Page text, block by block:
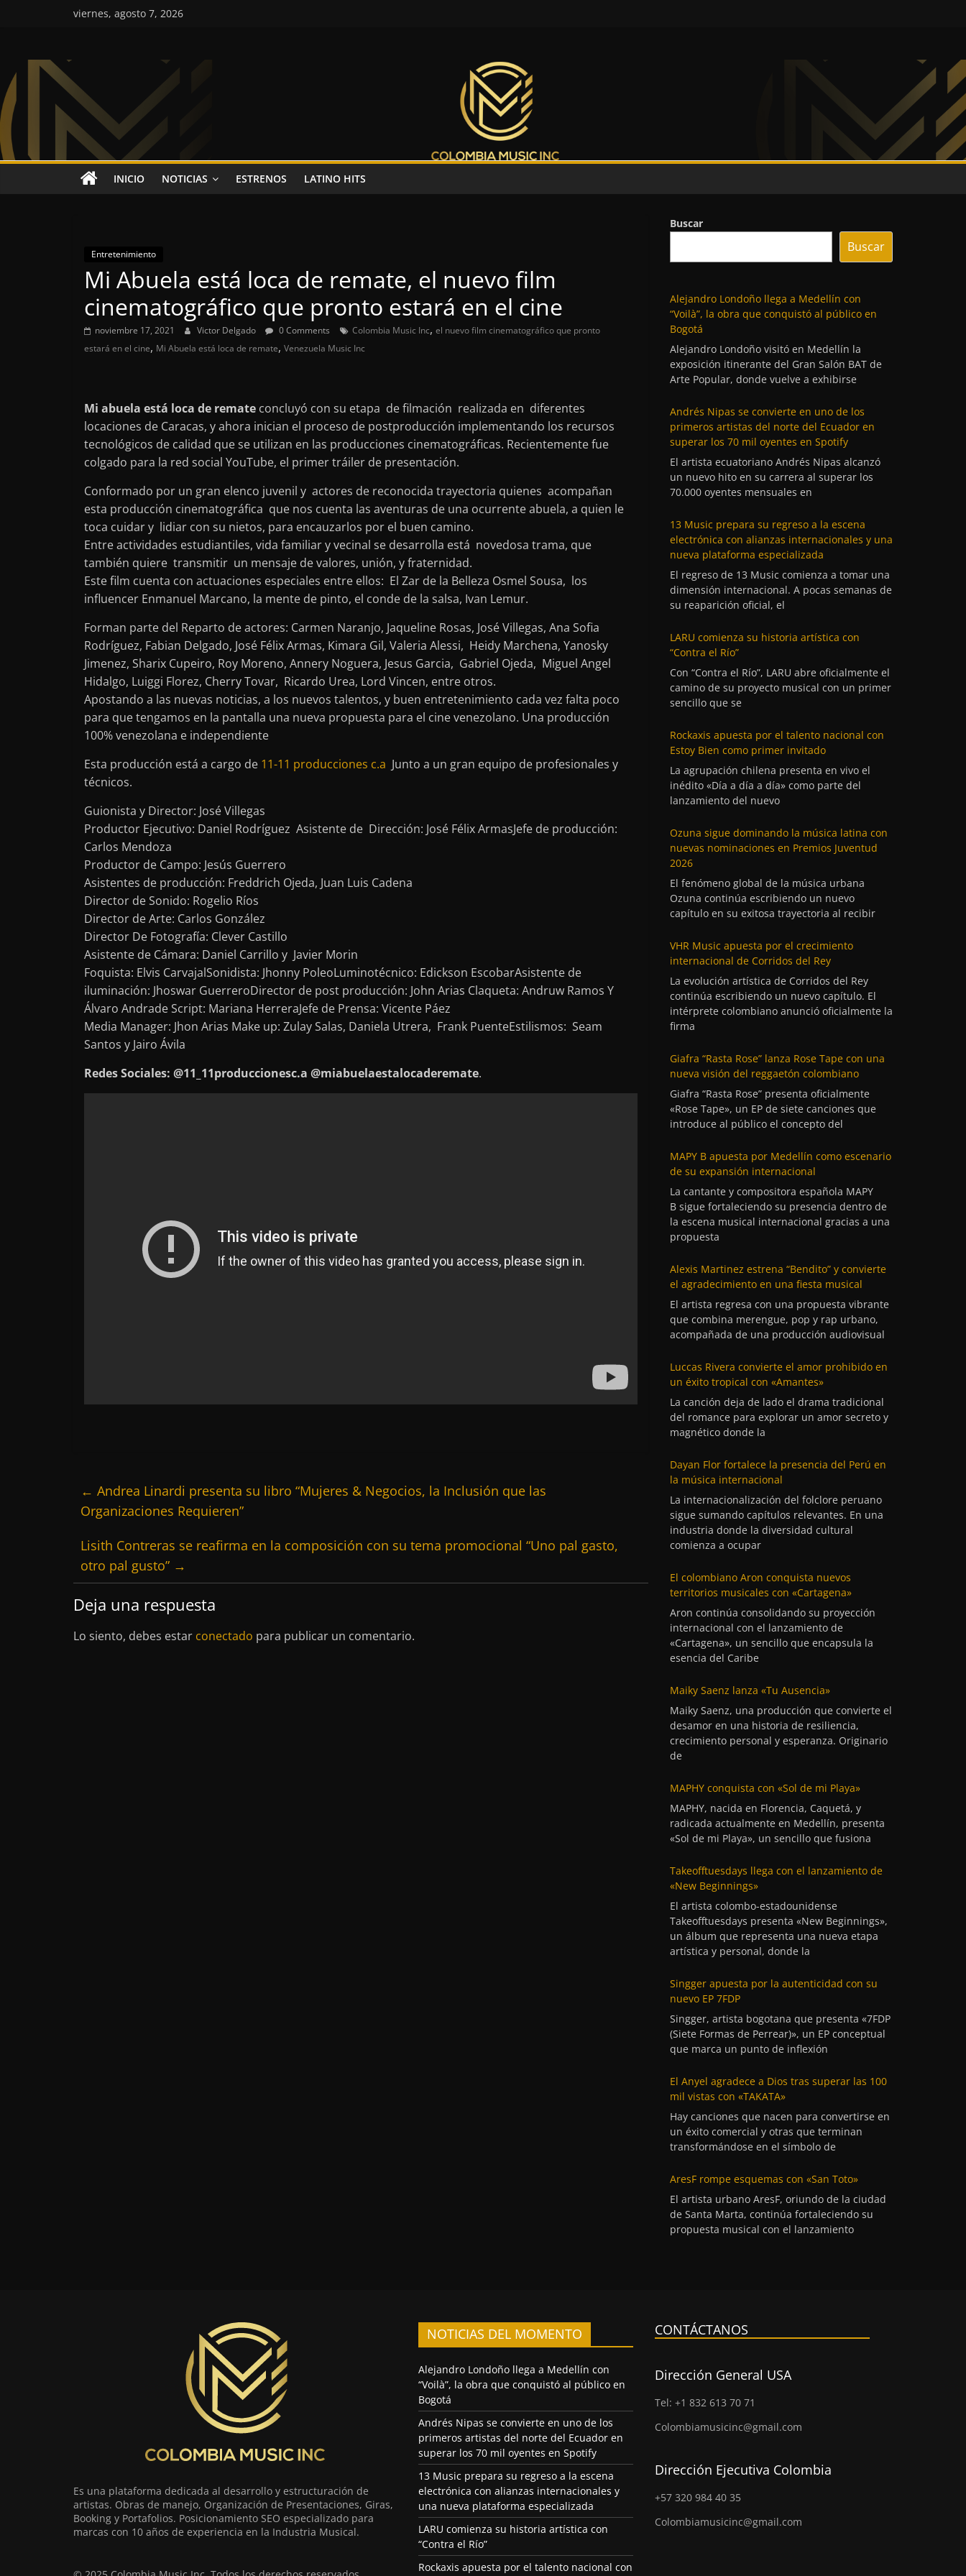
viernes, agosto 7, 2026
Colombia
Music
Inc
Colombia
Music
INICIO NOTICIAS ESTRENOS LATINO HITS
Entretenimiento
Mi Abuela está loca de remate, el nuevo film
cinematográfico que pronto estará en el cine
noviembre 17, 2021 Victor Delgado 0 Comments Colombia Music Inc, el nuevo film cinematográfico que pronto
estará en el cine, Mi Abuela está loca de remate, Venezuela Music Inc
Mi abuela está loca de remate concluyó con su etapa de filmación realizada en diferentes
locaciones de Caracas, y ahora inician el proceso de postproducción implementando los recursos
tecnológicos de calidad que se utilizan en las producciones cinematográficas. Recientemente fue
colgado para la red social YouTube, el primer tráiler de presentación.
Conformado por un gran elenco juvenil y actores de reconocida trayectoria quienes acompañan
esta producción cinematográfica que nos cuenta las aventuras de una ocurrente abuela, a quien le
toca cuidar y lidiar con su nietos, para encauzarlos por el buen camino.
Entre actividades estudiantiles, vida familiar y vecinal se desarrolla está novedosa trama, que
también quiere transmitir un mensaje de valores, unión, y fraternidad.
Este film cuenta con actuaciones especiales entre ellos: El Zar de la Belleza Osmel Sousa, los
influencer Enmanuel Marcano, la mente de pinto, el conde de la salsa, Ivan Lemur.
Forman parte del Reparto de actores: Carmen Naranjo, Jaqueline Rosas, José Villegas, Ana Sofia
Rodríguez, Fabian Delgado, José Félix Armas, Kimara Gil, Valeria Alessi, Heidy Marchena, Yanosky
Jimenez, Sharix Cupeiro, Roy Moreno, Annery Noguera, Jesus Garcia, Gabriel Ojeda, Miguel Angel
Hidalgo, Luiggi Florez, Cherry Tovar, Ricardo Urea, Lord Vincen, entre otros.
Apostando a las nuevas noticias, a los nuevos talentos, y buen entretenimiento cada vez falta poco
para que tengamos en la pantalla una nueva propuesta para el cine venezolano. Una producción
100% venezolana e independiente
Esta producción está a cargo de 11-11 producciones c.a Junto a un gran equipo de profesionales y
técnicos.
Guionista y Director: José Villegas
Productor Ejecutivo: Daniel Rodríguez Asistente de Dirección: José Félix ArmasJefe de producción:
Carlos Mendoza
Productor de Campo: Jesús Guerrero
Asistentes de producción: Freddrich Ojeda, Juan Luis Cadena
Director de Sonido: Rogelio Ríos
Director de Arte: Carlos González
Director De Fotografía: Clever Castillo
Asistente de Cámara: Daniel Carrillo y Javier Morin
Foquista: Elvis CarvajalSonidista: Jhonny PoleoLuminotécnico: Edickson EscobarAsistente de
iluminación: Jhoswar GuerreroDirector de post producción: John Arias Claqueta: Andruw Ramos Y
Álvaro Andrade Script: Mariana HerreraJefe de Prensa: Vicente Páez
Media Manager: Jhon Arias Make up: Zulay Salas, Daniela Utrera, Frank PuenteEstilismos: Seam
Santos y Jairo Ávila
Redes Sociales: @11_11produccionesc.a @miabuelaestalocaderemate.
← Andrea Linardi presenta su libro “Mujeres & Negocios, la Inclusión que las
Organizaciones Requieren”
Lisith Contreras se reafirma en la composición con su tema promocional “Uno pal gasto,
otro pal gusto” →
Deja una respuesta
Lo siento, debes estar conectado para publicar un comentario.
Buscar
Buscar
Alejandro Londoño llega a Medellín con
“Voilà”, la obra que conquistó al público en
Bogotá
Alejandro Londoño visitó en Medellín la
exposición itinerante del Gran Salón BAT de
Arte Popular, donde vuelve a exhibirse
Andrés Nipas se convierte en uno de los
primeros artistas del norte del Ecuador en
superar los 70 mil oyentes en Spotify
El artista ecuatoriano Andrés Nipas alcanzó
un nuevo hito en su carrera al superar los
70.000 oyentes mensuales en
13 Music prepara su regreso a la escena
electrónica con alianzas internacionales y una
nueva plataforma especializada
El regreso de 13 Music comienza a tomar una
dimensión internacional. A pocas semanas de
su reaparición oficial, el
LARU comienza su historia artística con
“Contra el Río”
Con “Contra el Río”, LARU abre oficialmente el
camino de su proyecto musical con un primer
sencillo que se
Rockaxis apuesta por el talento nacional con
Estoy Bien como primer invitado
La agrupación chilena presenta en vivo el
inédito «Día a día a día» como parte del
lanzamiento del nuevo
Ozuna sigue dominando la música latina con
nuevas nominaciones en Premios Juventud
2026
El fenómeno global de la música urbana
Ozuna continúa escribiendo un nuevo
capítulo en su exitosa trayectoria al recibir
VHR Music apuesta por el crecimiento
internacional de Corridos del Rey
La evolución artística de Corridos del Rey
continúa escribiendo un nuevo capítulo. El
intérprete colombiano anunció oficialmente la
firma
Giafra “Rasta Rose” lanza Rose Tape con una
nueva visión del reggaetón colombiano
Giafra “Rasta Rose” presenta oficialmente
«Rose Tape», un EP de siete canciones que
introduce al público el concepto del
MAPY B apuesta por Medellín como escenario
de su expansión internacional
La cantante y compositora española MAPY
B sigue fortaleciendo su presencia dentro de
la escena musical internacional gracias a una
propuesta
Alexis Martinez estrena “Bendito” y convierte
el agradecimiento en una fiesta musical
El artista regresa con una propuesta vibrante
que combina merengue, pop y rap urbano,
acompañada de una producción audiovisual
Luccas Rivera convierte el amor prohibido en
un éxito tropical con «Amantes»
La canción deja de lado el drama tradicional
del romance para explorar un amor secreto y
magnético donde la
Dayan Flor fortalece la presencia del Perú en
la música internacional
La internacionalización del folclore peruano
sigue sumando capítulos relevantes. En una
industria donde la diversidad cultural
comienza a ocupar
El colombiano Aron conquista nuevos
territorios musicales con «Cartagena»
Aron continúa consolidando su proyección
internacional con el lanzamiento de
«Cartagena», un sencillo que encapsula la
esencia del Caribe
Maiky Saenz lanza «Tu Ausencia»
Maiky Saenz, una producción que convierte el
desamor en una historia de resiliencia,
crecimiento personal y esperanza. Originario
de
MAPHY conquista con «Sol de mi Playa»
MAPHY, nacida en Florencia, Caquetá, y
radicada actualmente en Medellín, presenta
«Sol de mi Playa», un sencillo que fusiona
Takeofftuesdays llega con el lanzamiento de
«New Beginnings»
El artista colombo-estadounidense
Takeofftuesdays presenta «New Beginnings»,
un álbum que representa una nueva etapa
artística y personal, donde la
Singger apuesta por la autenticidad con su
nuevo EP 7FDP
Singger, artista bogotana que presenta «7FDP
(Siete Formas de Perrear)», un EP conceptual
que marca un punto de inflexión
El Anyel agradece a Dios tras superar las 100
mil vistas con «TAKATA»
Hay canciones que nacen para convertirse en
un éxito comercial y otras que terminan
transformándose en el símbolo de
AresF rompe esquemas con «San Toto»
El artista urbano AresF, oriundo de la ciudad
de Santa Marta, continúa fortaleciendo su
propuesta musical con el lanzamiento
Es una plataforma dedicada al desarrollo y estructuración de
artistas. Obras de manejo, Organización de Presentaciones, Giras,
Booking y Portafolios. Posicionamiento SEO especializado para
marcas con 10 años de experiencia en la Industria Musical.
NOTICIAS DEL MOMENTO
Alejandro Londoño llega a Medellín con
“Voilà”, la obra que conquistó al público en
Bogotá
Andrés Nipas se convierte en uno de los
primeros artistas del norte del Ecuador en
superar los 70 mil oyentes en Spotify
13 Music prepara su regreso a la escena
electrónica con alianzas internacionales y
una nueva plataforma especializada
LARU comienza su historia artística con
“Contra el Río”
Rockaxis apuesta por el talento nacional con
CONTÁCTANOS
Dirección General USA
Tel: +1 832 613 70 71
Colombiamusicinc@gmail.com
Dirección Ejecutiva Colombia
+57 320 984 40 35
Colombiamusicinc@gmail.com